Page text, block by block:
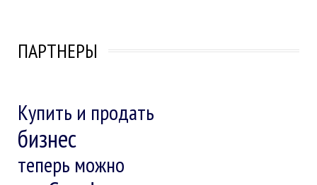
ПАРТНЕРЫ
Купить и продать
бизнес
теперь можно